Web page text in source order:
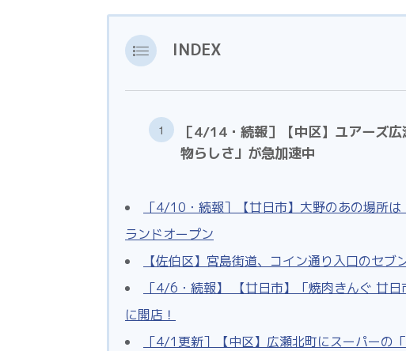
INDEX
［4/14・続報］【中区】ユアーズ
物らしさ」が急加速中
［4/10・続報］【廿日市】大野のあの場所
ランドオープン
【佐伯区】宮島街道、コイン通り入口のセブ
［4/6・続報】 【廿日市】「焼肉きんぐ 廿
に開店！
［4/1更新］【中区】広瀬北町にスーパーの